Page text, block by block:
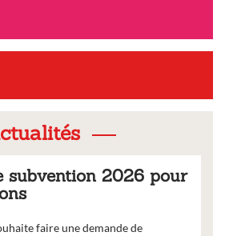
Activités
subvention 2026 pour
faire une demande de